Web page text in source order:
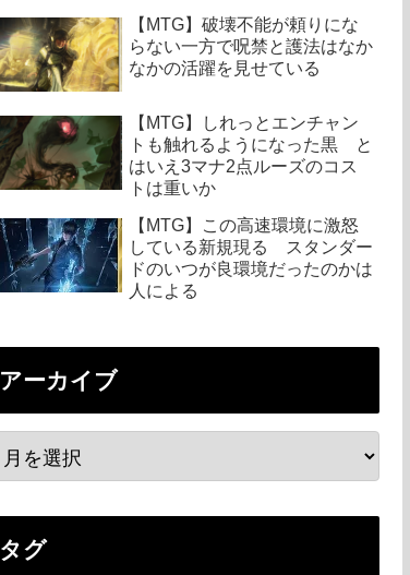
【MTG】破壊不能が頼りにな
らない一方で呪禁と護法はなか
なかの活躍を見せている
【MTG】しれっとエンチャン
トも触れるようになった黒 と
はいえ3マナ2点ルーズのコス
トは重いか
【MTG】この高速環境に激怒
している新規現る スタンダー
ドのいつが良環境だったのかは
人による
アーカイブ
タグ